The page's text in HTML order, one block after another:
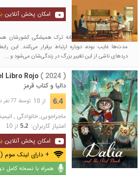
امکان پخش آنلاین
دو خواهر نوجوان در آستانه ترک همیشگی کشورشان
مدت‌ها غایب بوده، دوباره ارتباط برقرار می‌کنند.
دردهای ناشی از این تغییر بزرگ در زندگی‌شان می‌شود و ...
Libro Rojo ( 2024 )
دالیا و کتاب قرمز
6.4 از 10 توسط 77 نفر در
ماجراجویی,خانوادگی ,
امتیاز کاربران: 5.2از 10
امکان پخش آنلاین
+ دارای لینک سوم
همراه با نسخه کامل